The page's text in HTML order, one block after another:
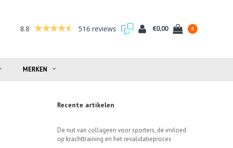
8.8 516 reviews €0,00 0
MERKEN
Recente artikelen
De nut van collageen voor sporters, de invloed
op krachttraining en het revalidatieproces